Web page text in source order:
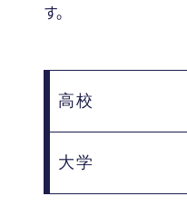
す。
高校
■ 岩手県立花巻
■ 岩手県立花巻
大学